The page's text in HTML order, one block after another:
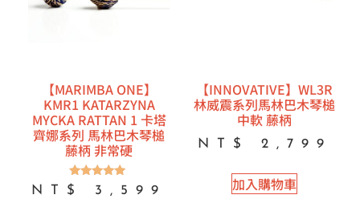
【MARIMBA ONE】
KMR1 KATARZYNA
MYCKA RATTAN 1 卡塔
齊娜系列 馬林巴木琴槌
藤柄 非常硬
評分
5.00
NT$ 3,599
【INNOVATIVE】WL3R
林威震系列馬林巴木琴槌
中軟 藤柄
NT$ 2,799
加入購物車